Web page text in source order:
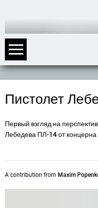
Пистолет
Первый взгляд на
Лебедева ПЛ-14 от
A contribution from Maxim